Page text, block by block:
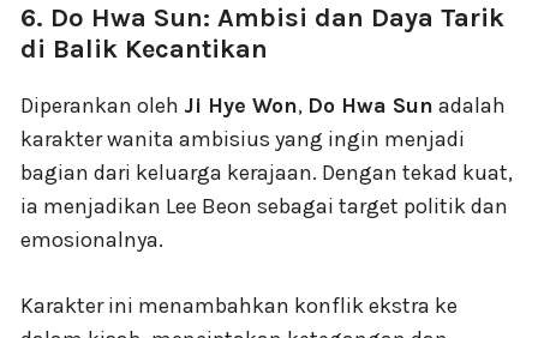
6. Do Hwa Sun: Ambisi dan Daya Tarik
di Balik Kecantikan
Diperankan oleh Ji Hye Won, Do Hwa Sun adalah
karakter wanita ambisius yang ingin menjadi
bagian dari keluarga kerajaan. Dengan tekad kuat,
ia menjadikan Lee Beon sebagai target politik dan
emosionalnya.
Karakter ini menambahkan konflik ekstra ke